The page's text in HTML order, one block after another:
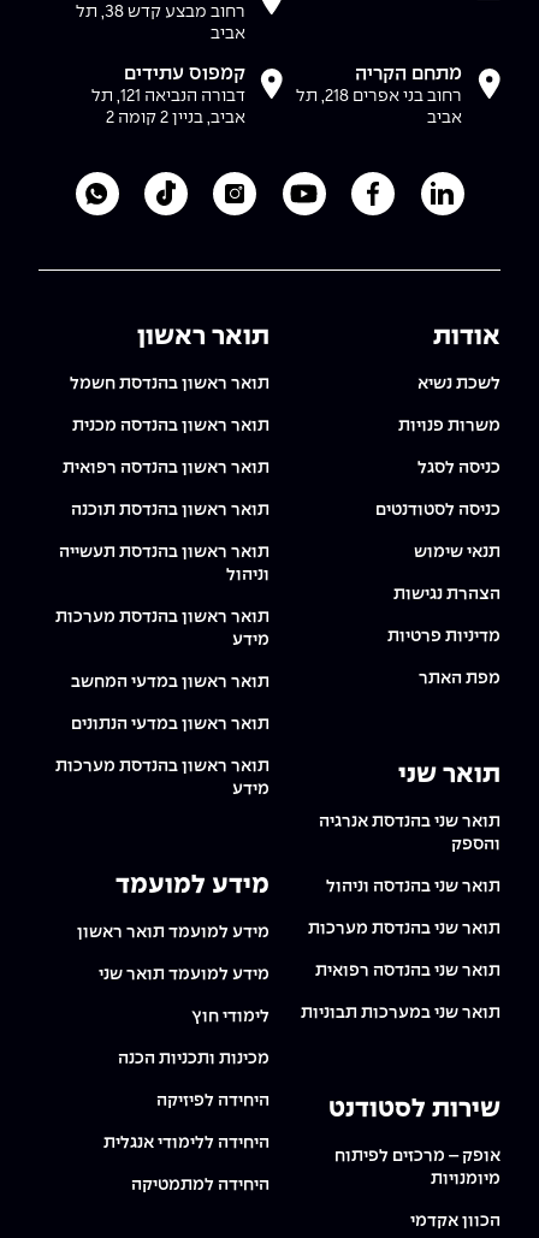
רחוב מבצע קדש 38, תל
אביב
מתחם הקריה
רחוב בני אפרים 218, תל
אביב
קמפוס עתידים
דבורה הנביאה 121, תל
אביב, בניין 2 קומה 2
לעמוד הלינקדאין של מכללת אפקה
לעמוד הפייסבוק של מכללת אפקה
לעמוד היוטיוב של מכללת אפקה
לעמוד האינסטגרם של
לעמוד הטיקטוק
אודות
לשכת נשיא
משרות פנויות
כניסה לסגל
כניסה לסטודנטים
תנאי שימוש
הצהרת נגישות
מדיניות פרטיות
מפת האתר
תואר שני
תואר שני בהנדסת אנרגיה
והספק
תואר שני בהנדסה וניהול
תואר שני בהנדסת מערכות
תואר שני בהנדסה רפואית
תואר שני במערכות תבוניות
שירות לסטודנט
אופק – מרכזים לפיתוח
מיומנויות
הכוון אקדמי
תואר ראשון
תואר ראשון בהנדסת חשמל
תואר ראשון בהנדסה מכנית
תואר ראשון בהנדסה רפואית
תואר ראשון בהנדסת תוכנה
תואר ראשון בהנדסת תעשייה
וניהול
תואר ראשון בהנדסת מערכות
מידע
תואר ראשון במדעי המחשב
תואר ראשון במדעי הנתונים
תואר ראשון בהנדסת מערכות
מידע
מידע למועמד
מידע למועמד תואר ראשון
מידע למועמד תואר שני
לימודי חוץ
מכינות ותכניות הכנה
היחידה לפיזיקה
היחידה ללימודי אנגלית
היחידה למתמטיקה